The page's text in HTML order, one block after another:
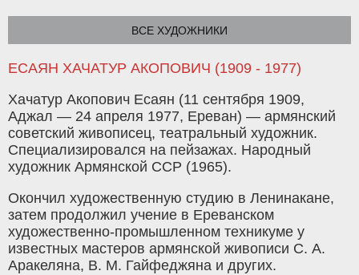
ВСЕ ХУДОЖНИКИ
ЕСАЯН ХАЧАТУР АКОПОВИЧ (1909 - 1977)
Хачатур Акопович Есаян (11 сентября 1909,
Аджал — 24 апреля 1977, Ереван) — армянский
советский живописец, театральный художник.
Специализировался на пейзажах. Народный
художник Армянской ССР (1965).
Окончил художественную студию в Ленинакане,
затем продолжил учение в Ереванском
художественно-промышленном техникуме у
известных мастеров армянской живописи С. А.
Аракеляна, В. М. Гайфеджяна и других.